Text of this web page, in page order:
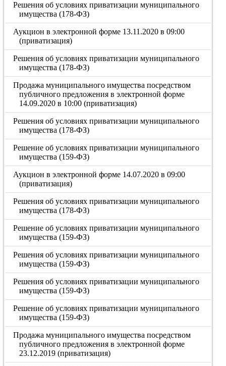
Решения об условиях приватизации муниципального
имущества (178-ФЗ)
Аукцион в электронной форме 13.11.2020 в 09:00
(приватизация)
Решения об условиях приватизации муниципального
имущества (178-ФЗ)
Продажа муниципального имущества посредством
публичного предложения в электронной форме
14.09.2020 в 10:00 (приватизация)
Решения об условиях приватизации муниципального
имущества (178-ФЗ)
Решение об условиях приватизации муниципального
имущества (159-ФЗ)
Аукцион в электронной форме 14.07.2020 в 09:00
(приватизация)
Решения об условиях приватизации муниципального
имущества (178-ФЗ)
Решение об условиях приватизации муниципального
имущества (159-ФЗ)
Решения об условиях приватизации муниципального
имущества (159-ФЗ)
Решения об условиях приватизации муниципального
имущества (159-ФЗ)
Решение об условиях приватизации муниципального
имущества (159-ФЗ)
Продажа муниципального имущества посредством
публичного предложения в электронной форме
23.12.2019 (приватизация)